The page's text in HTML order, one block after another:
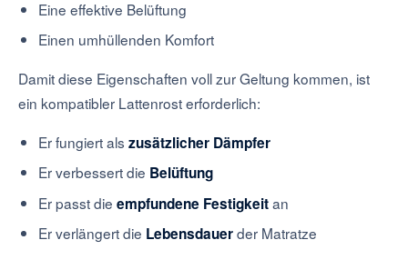
Eine effektive Belüftung
Einen umhüllenden Komfort
Damit diese Eigenschaften voll zur Geltung kommen, ist
ein kompatibler Lattenrost erforderlich:
Er fungiert alszusätzlicher Dämpfer
Er verbessert die Belüftung
Er passt dieempfundene Festigkeitan
Er verlängert die Lebensdauerder Matratze